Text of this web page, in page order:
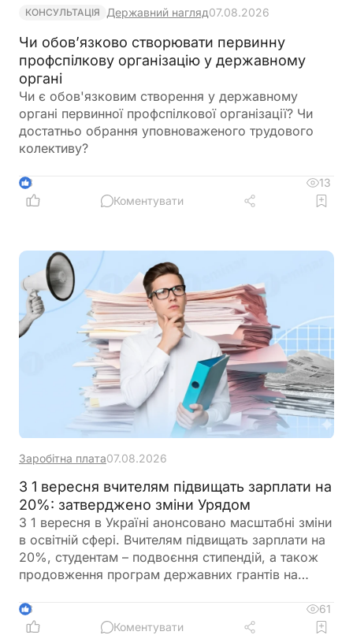
КОНСУЛЬТАЦІЯ Державний нагляд07.08.2026
Чи обов’язково створювати первинну
профспілкову організацію у державному
органі
Чи є обов'язковим створення у державному
органі первинної профспілкової організації? Чи
достатньо обрання уповноваженого трудового
колективу?
3
13
Коментувати
Заробітна плата07.08.2026
З 1 вересня вчителям підвищать зарплати на
20%: затверджено зміни Урядом
З 1 вересня в Україні анонсовано масштабні зміни
в освітній сфері. Вчителям підвищать зарплати на
20%, студентам – подвоєння стипендій, а також
продовження програм державних грантів на
праці педагогів, яка передбачає нові посадові
оклади та поступовий перехід від Єдиної тарифної
3
61
Коментувати